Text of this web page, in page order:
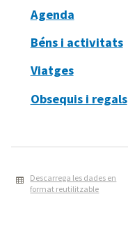
Agenda
Béns i activitats
Viatges
Obsequis i regals
Descarrega les dades en
format reutilitzable